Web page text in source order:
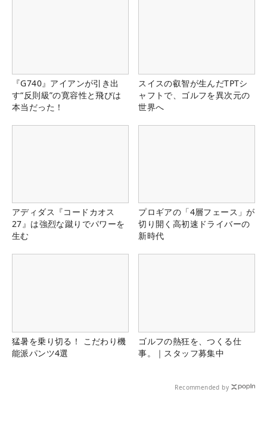
『G740』アイアンが引き出
す“反則級”の寛容性と飛びは
本当だった！
スイスの叡智が生んだTPTシ
ャフトで、ゴルフを異次元の
世界へ
アディダス『コードカオス
27』は強烈な蹴りでパワーを
生む
プロギアの「4層フェース」が
切り開く高初速ドライバーの
新時代
猛暑を乗り切る！ こだわり機
能派パンツ4選
ゴルフの熱狂を、つくる仕
事。｜スタッフ募集中
Recommended by